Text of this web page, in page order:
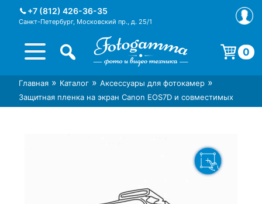
+7 (812) 426-36-35
Санкт-Петербург, Московский пр., д. 25/1
Интернет-магазин фототехники
Foto-Gamma в СПб
Магазин фотоаксессуаров foto-
gamma.ru
0
Корзина пуста.
Главная » Каталог » Аксессуары для фотокамер »
Защитная пленка на экран Canon EOS7D и совместимых